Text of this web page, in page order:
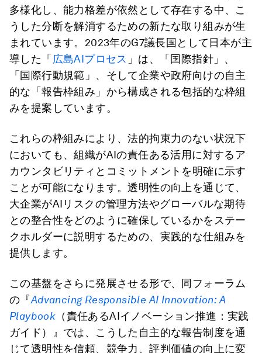
多様化し、能力格差が依然として存在する中、こ
うした分断を解消するための新たな取り組みが生
まれています。2023年のG7議長国として日本が主
導した「 広島AIプロセス 」は、「国際指針」、
「国際行動規範」、そして企業や政府向けの自主
的な「報告枠組み」から構成される包括的な枠組
みを提案しています。
これらの枠組みにより、法的拘束力のない状況下
においても、組織がAIの責任ある活用に対するア
カウンタビリティとコミットメントを明確に示す
ことが可能になります。透明性の向上を通じて、
大企業がAIリスクの管理方法やグローバルな期待
との整合性をどのように確保しているかをステー
クホルダーに説明するための、実践的な仕組みを
提供します。
この基盤をさらに発展させる形で、同フォーラム
の『Advancing Responsible AI Innovation:A
Playbook （責任あるAIイノベーション推進：実践
ガイド）』では、こうした自主的な報告制度を通
じて透明性を信頼、競争力、評判価値の向上に変